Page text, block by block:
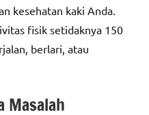
kesehatan kaki Anda.
fisik setidaknya 150
berlari, atau
Masalah